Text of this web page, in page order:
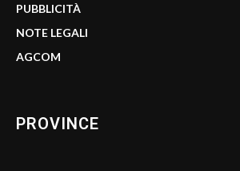
PUBBLICITÀ
NOTE LEGALI
AGCOM
PROVINCE